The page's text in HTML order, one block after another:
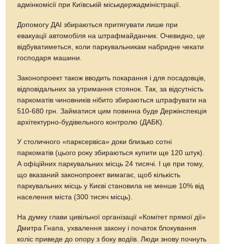
адмінкомісії при Київській міськдержадміністрації.
Допомогу ДАІ збираються притягувати лише при
евакуації автомобіля на штрафмайданчик. Очевидно, це
відбуватиметься, коли паркувальникам набридне чекати
господаря машини.
Законопроект також вводить покарання і для посадовців,
відповідальних за утримання стоянок. Так, за відсутність
паркоматів чиновників нібито збираються штрафувати на
510-680 грн. Займатися цим повинна буде Держінспекція
архітектурно-будівельного контролю (ДАБК).
У столичного «парксервіса» доки близько сотні
паркоматів (цього року збираються купити ще 120 штук).
А офіційних паркувальних місць 24 тисячі. І це при тому,
що вказаний законопроект вимагає, щоб кількість
паркувальних місць у Києві становила не менше 10% від
населення міста (300 тисяч місць).
На думку глави цивільної організації «Комітет прямої дії»
Дмитра Гнапа, ухвалення закону і початок блокування
коліс приведе до опору з боку водіїв. Люди знову почнуть